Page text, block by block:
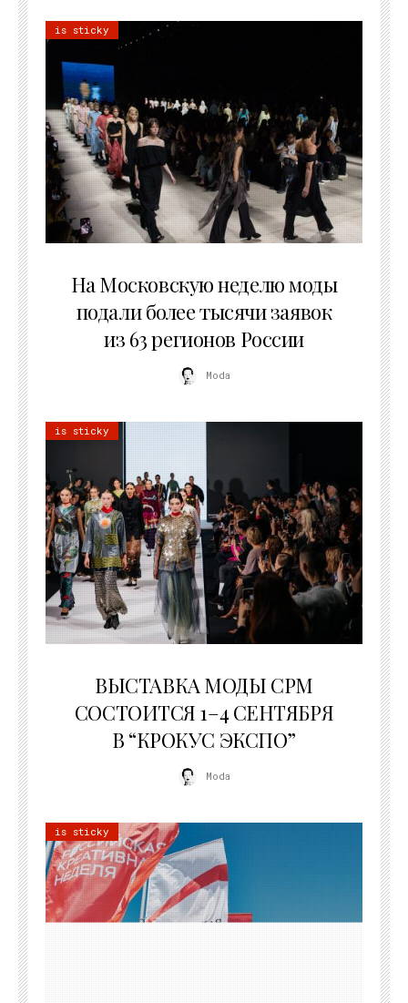
is sticky
На Московскую неделю моды
подали более тысячи заявок
из 63 регионов России
Moda
is sticky
ВЫСТАВКА МОДЫ CPM
СОСТОИТСЯ 1–4 СЕНТЯБРЯ
В “КРОКУС ЭКСПО”
Moda
is sticky